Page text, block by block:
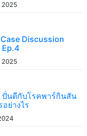
2025
Discussion
Ep.4
ปั่นดีกับโรคพาร์กินสัน
อย่างไร